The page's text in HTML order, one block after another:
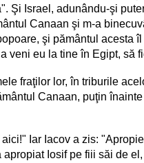
Şi Israel, adunându-şi
Canaan şi m-a
şi pământul acesta
eu la tine în Egipt, să
fraţilor lor, în triburile
Canaan, puţin
Iar Iacov a zis:
Iosif pe fiii săi de